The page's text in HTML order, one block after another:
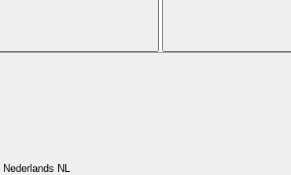
Nederlands NL